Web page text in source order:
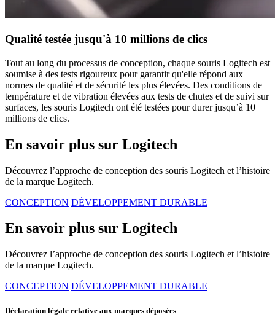
Qualité testée jusqu'à 10 millions de clics
Tout au long du processus de conception, chaque souris Logitech est
soumise à des tests rigoureux pour garantir qu'elle répond aux
normes de qualité et de sécurité les plus élevées. Des conditions de
température et de vibration élevées aux tests de chutes et de suivi sur
surfaces, les souris Logitech ont été testées pour durer jusqu’à 10
millions de clics.
En savoir plus sur Logitech
Découvrez l’approche de conception des souris Logitech et l’histoire
de la marque Logitech.
CONCEPTION DÉVELOPPEMENT DURABLE
En savoir plus sur Logitech
Découvrez l’approche de conception des souris Logitech et l’histoire
de la marque Logitech.
CONCEPTION DÉVELOPPEMENT DURABLE
Déclaration légale relative aux marques déposées